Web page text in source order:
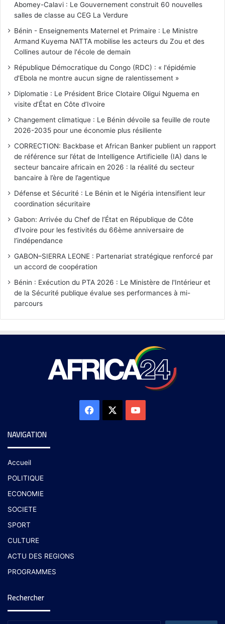
Abomey-Calavi : Le Gouvernement construit 60 nouvelles
salles de classe au CEG La Verdure
Bénin - Enseignements Maternel et Primaire : Le Ministre
Armand Kuyema NATTA mobilise les acteurs du Zou et des
Collines autour de l'école de demain
République Démocratique du Congo (RDC) : « l'épidémie
d'Ebola ne montre aucun signe de ralentissement »
Diplomatie : Le Président Brice Clotaire Oligui Nguema en
visite d’État en Côte d’Ivoire
Changement climatique : Le Bénin dévoile sa feuille de route
2026-2035 pour une économie plus résiliente
CORRECTION: Backbase et African Banker publient un rapport
de référence sur l’état de Intelligence Artificielle (IA) dans le
secteur bancaire africain en 2026 : la réalité du secteur
bancaire à l’ère de l’agentique
Défense et Sécurité : Le Bénin et le Nigéria intensifient leur
coordination sécuritaire
Gabon: Arrivée du Chef de l’État en République de Côte
d’Ivoire pour les festivités du 66ème anniversaire de
l’indépendance
GABON–SIERRA LEONE : Partenariat stratégique renforcé par
un accord de coopération
Bénin : Exécution du PTA 2026 : Le Ministère de l'Intérieur et
de la Sécurité publique évalue ses performances à mi-
parcours
NAVIGATION
Accueil
POLITIQUE
ECONOMIE
SOCIETE
SPORT
CULTURE
ACTU DES REGIONS
PROGRAMMES
Rechercher